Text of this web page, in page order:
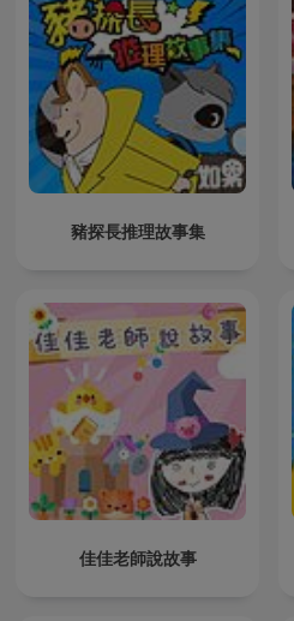
豬探長推理故事集
佳佳老師說故事